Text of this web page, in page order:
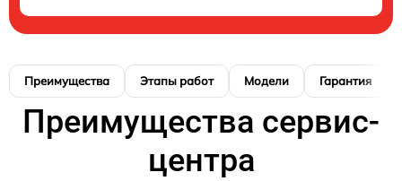
Преимущества Этапы работ Модели Гарантия
Преимущества сервис-
центра